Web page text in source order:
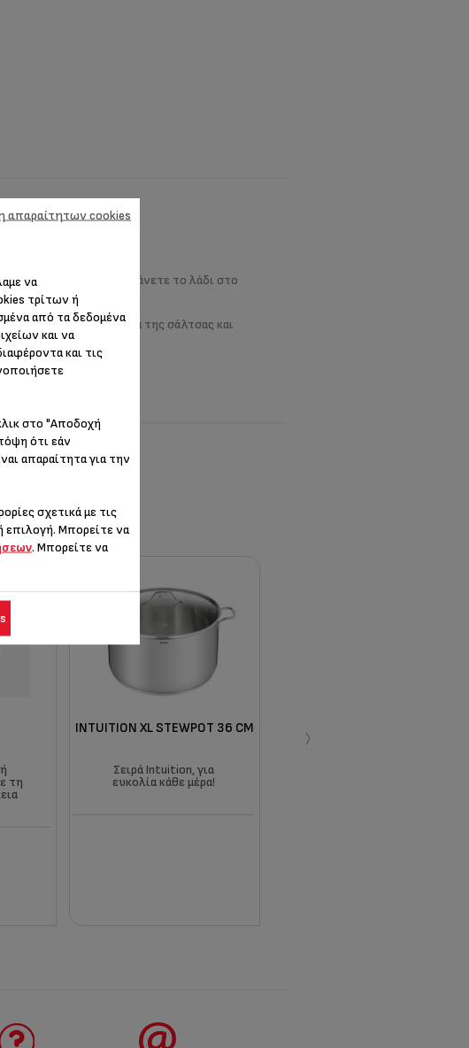
σάλτσας μαζί. Ζεστάνετε το λάδι στο
Προσθέστε το μείγμα της σάλτσας και
της
τη
INTUITION XL STEWPOT 36 CM
Σειρά Intuition, για
ευκολία κάθε μέρα!
›
να
τρίτων ή
από τα δεδομένα
και να
και τις
στο "Αποδοχή
ότι εάν
απαραίτητα για την
σχετικά με τις
επιλογή. Μπορείτε να
. Μπορείτε να
απαραίτητων cookies